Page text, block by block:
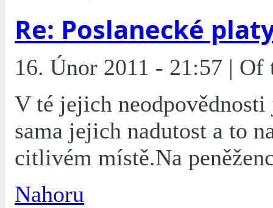
Re: Poslanecké
16. Únor 2011 - 21:57 | Of
V té jejich neodpovědnosti
sama jejich nadutost a to
citlivém místě.Na
Nahoru